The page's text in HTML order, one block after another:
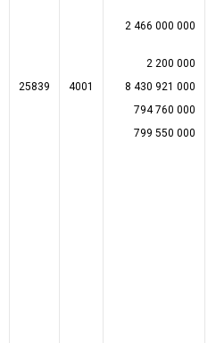
2 466 000 000
2 200 000
25839 4001
8 430 921 000
794 760 000
799 550 000